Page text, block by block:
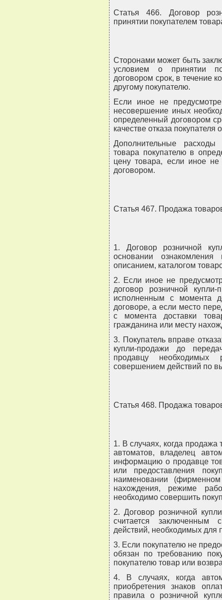
Статья 466. Договор
принятии покупателем
Сторонами может быть
условием о принятии
договором срок, в течение
другому покупателю.
Если иное не
несовершение иных
определенный договором
качестве отказа покупателя
Дополнительные
товара покупателю в
цену товара, если иное не
договором.
Статья 467. Продажа
1. Договор розничной
основании
описанием, каталогом
2. Если иное не
договор розничной
исполненным с момента
договоре, а если место
с момента доставки
гражданина или месту
3. Покупатель вправе
купли-продажи до
продавцу
совершением действий по
Статья 468. Продажа
1. В случаях, когда продажа
автоматов, владелец
информацию о продавце
или предоставления
наименовании
нахождения, режиме
необходимо совершить
2. Договор розничной
считается заключенным
действий, необходимых для
3. Если покупателю не
обязан по требованию
покупателю товар или
4. В случаях, когда
приобретения знаков
правила о розничной